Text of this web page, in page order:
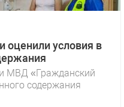
оценили условия в
МВД «Гражданский
содержания